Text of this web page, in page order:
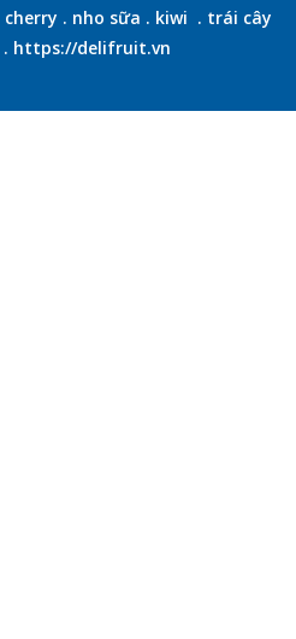
cherry . nho sữa . kiwi . trái cây
. https://delifruit.vn